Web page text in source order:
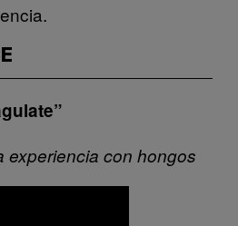
experiencia con hongos